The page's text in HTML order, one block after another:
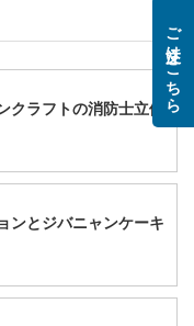
クラフトの消防士立体
ンとジバニャンケーキ
ご注文はこちら